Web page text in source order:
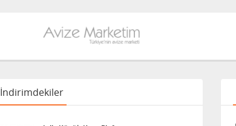
İndirimdekiler